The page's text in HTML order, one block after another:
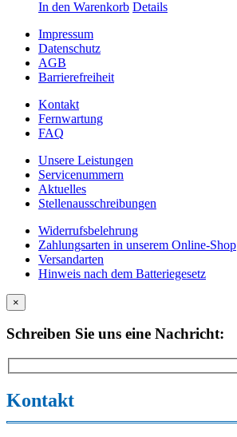
In den Warenkorb Details
Impressum
Datenschutz
AGB
Barrierefreiheit
Kontakt
Fernwartung
FAQ
Unsere Leistungen
Servicenummern
Aktuelles
Stellenausschreibungen
Widerrufsbelehrung
Zahlungsarten in unserem Online-Shop
Versandarten
Hinweis nach dem Batteriegesetz
×
Schreiben Sie uns eine Nachricht:
Kontakt